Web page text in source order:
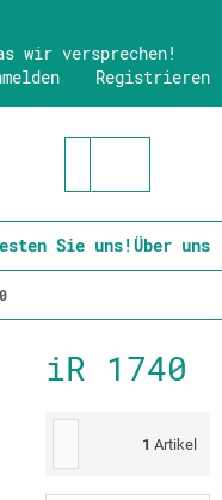
wir versprechen!
Registrieren
Sie uns!Über uns
iR 1740
1 Artikel